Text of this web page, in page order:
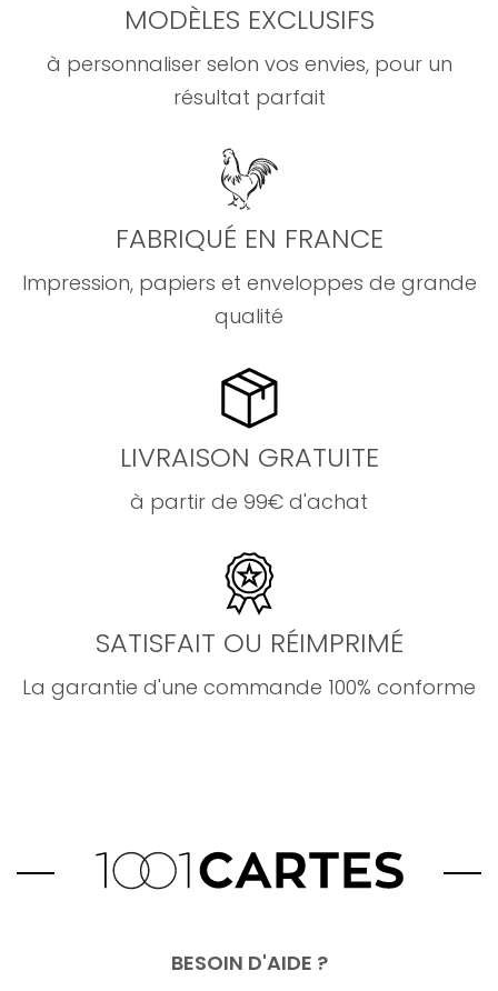
MODÈLES EXCLUSIFS
à personnaliser selon vos envies, pour un
résultat parfait
FABRIQUÉ EN FRANCE
Impression, papiers et enveloppes de grande
qualité
LIVRAISON GRATUITE
à partir de 99€ d'achat
SATISFAIT OU RÉIMPRIMÉ
La garantie d'une commande 100% conforme
BESOIN D'AIDE ?